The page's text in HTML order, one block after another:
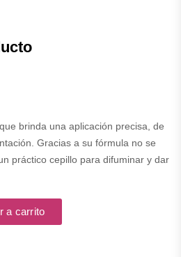
brinda una aplicación precisa, de
Gracias a su fórmula no se
práctico cepillo para difuminar y dar
de candelilla, cera de abeja,
cera de carnauba, cáprico, sílica
a carrito